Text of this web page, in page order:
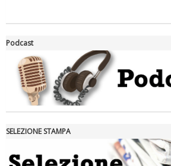
Podcast
SELEZIONE STAMPA